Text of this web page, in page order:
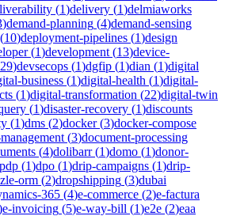
(1)delivery (1)delmiaworks
)demand-planning (4)demand-sensing
(10)deployment-pipelines (1)design
(1)development (13)device-
29)devsecops (1)dgfip (1)dian (1)digital
business (1)digital-health (1)digital-
(1)digital-transformation (22)digital-twin
(1)disaster-recovery (1)discounts
(1)dms (2)docker(3)docker-compose
(3)document-processing
(4)dolibarr(1)domo (1)donor-
(1)dpo (1)drip-campaigns (1)drip-
orm (2)dropshipping (3)dubai
365 (4)e-commerce (2)e-factura
e-invoicing (5)e-way-bill (1)e2e (2)eaa